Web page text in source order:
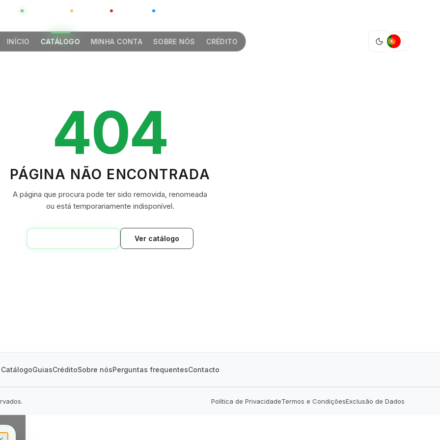
GLOBAL CHINA
INÍCIO CATÁLOGO MINHA CONTA SOBRE NÓS CRÉDITO
GREEN VILLAGE
404
PÁGINA NÃO ENCONTRADA
A página que procura pode ter sido removida, renomeada
ou está temporariamente indisponível.
Ver catálogo
CatálogoGuiasCréditoSobre nósPerguntas frequentesContacto
Política de PrivacidadeTermos e CondiçõesExclusão de Dados